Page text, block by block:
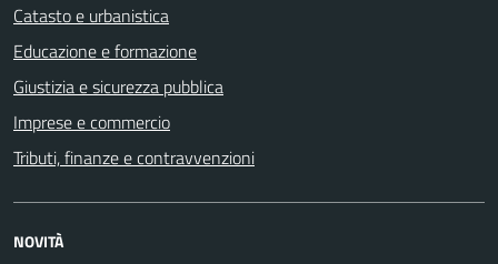
Catasto e urbanistica
Educazione e formazione
Giustizia e sicurezza pubblica
Imprese e commercio
Tributi, finanze e contravvenzioni
NOVITÀ